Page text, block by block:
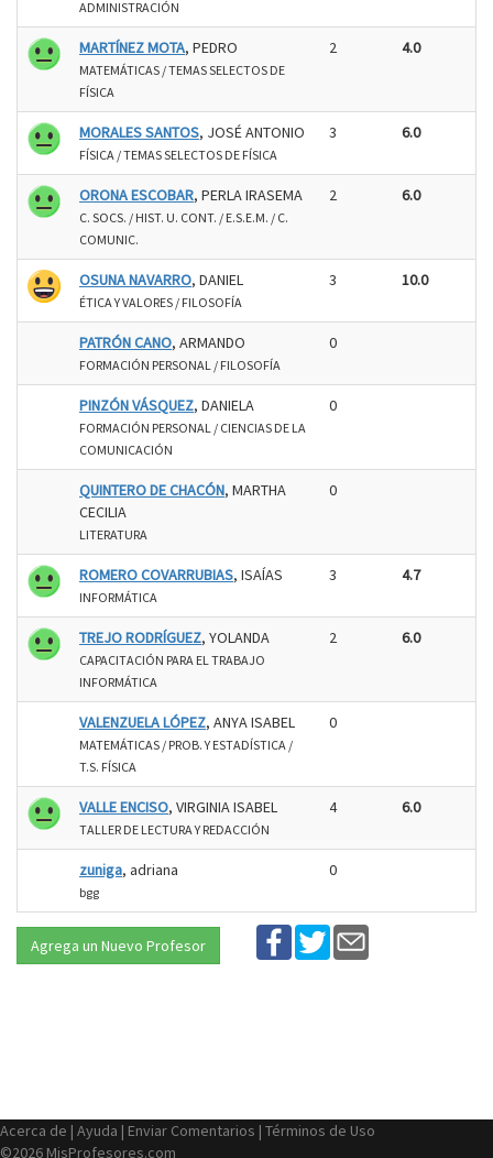
ADMINISTRACIÓN
MARTÍNEZ MOTA, PEDRO
MATEMÁTICAS / TEMAS SELECTOS DE
FÍSICA
2 4.0
MORALES SANTOS, JOSÉ ANTONIO
FÍSICA / TEMAS SELECTOS DE FÍSICA
3 6.0
ORONA ESCOBAR, PERLA IRASEMA
C. SOCS. / HIST. U. CONT. / E.S.E.M. / C.
COMUNIC.
2 6.0
OSUNA NAVARRO, DANIEL
ÉTICA Y VALORES / FILOSOFÍA
3 10.0
PATRÓN CANO, ARMANDO
FORMACIÓN PERSONAL / FILOSOFÍA
0
PINZÓN VÁSQUEZ, DANIELA
FORMACIÓN PERSONAL / CIENCIAS DE LA
COMUNICACIÓN
0
QUINTERO DE CHACÓN, MARTHA
CECILIA
LITERATURA
0
ROMERO COVARRUBIAS, ISAÍAS
INFORMÁTICA
3 4.7
TREJO RODRÍGUEZ, YOLANDA
CAPACITACIÓN PARA EL TRABAJO
INFORMÁTICA
2 6.0
VALENZUELA LÓPEZ, ANYA ISABEL
MATEMÁTICAS / PROB. Y ESTADÍSTICA /
T.S. FÍSICA
0
VALLE ENCISO, VIRGINIA ISABEL
TALLER DE LECTURA Y REDACCIÓN
4 6.0
zuniga, adriana
bgg
0
Agrega un Nuevo Profesor
Acerca de | Ayuda | Enviar Comentarios | Términos de Uso
©2026 MisProfesores.com